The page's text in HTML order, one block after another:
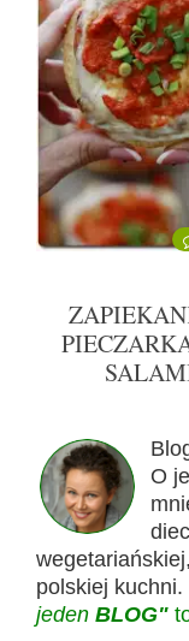
O
polskiej kuchni.
jeden BLOG"